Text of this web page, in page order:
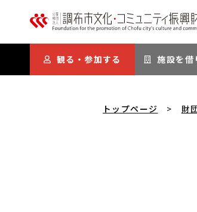
観る・参加する 施設を借
トップページ 財